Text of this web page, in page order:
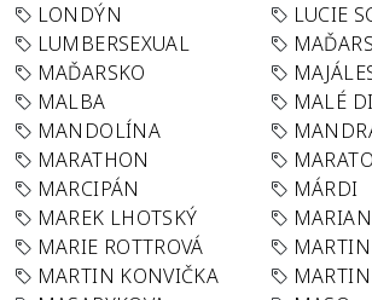
LONDÝN
LUCIE
LUMBERSEXUAL
MAĎARSKO
MALBA
MALÉ
MANDOLÍNA
MARATHON
MARCIPÁN
MÁRDI
MAREK LHOTSKÝ
MARIE ROTTROVÁ
MARTIN KONVIČKA